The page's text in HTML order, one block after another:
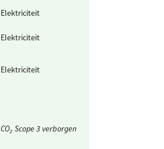
Elektriciteit
Elektriciteit
Elektriciteit
CO₂ Scope 3 verborgen